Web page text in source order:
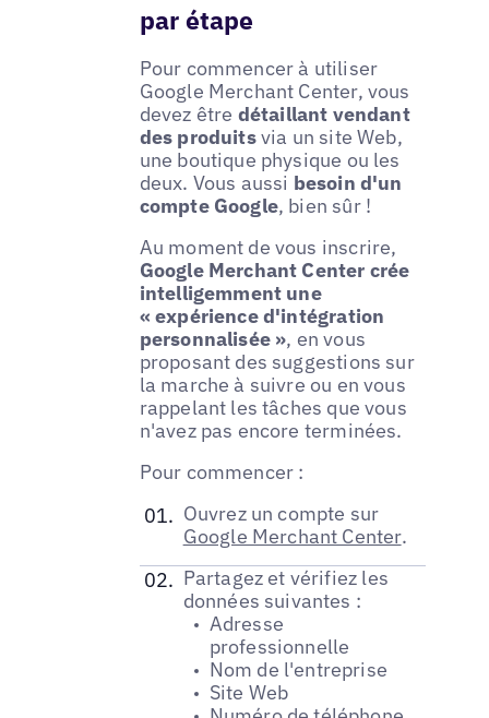
par étape
Pour commencer à utiliser
Google Merchant Center, vous
devez être détaillant vendant
des produitsvia un site Web,
une boutique physique ou les
deux. Vous aussi besoin d'un
compte Google, bien sûr !
Au moment de vous inscrire,
Google Merchant Center crée
intelligemment une
« expérience d'intégration
personnalisée », en vous
proposant des suggestions sur
la marche à suivre ou en vous
rappelant les tâches que vous
n'avez pas encore terminées.
Pour commencer :
Ouvrez un compte sur
Google Merchant Center.
Partagez et vérifiez les
données suivantes :
Adresse
professionnelle
Nom de l'entreprise
Site Web